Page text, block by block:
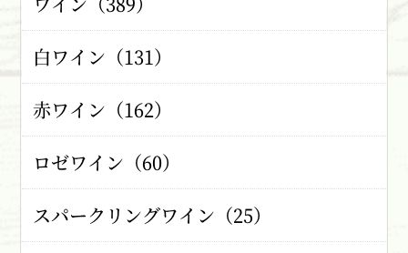
白ワイン（131）
赤ワイン（162）
ロゼワイン（60）
スパークリングワイン（25）